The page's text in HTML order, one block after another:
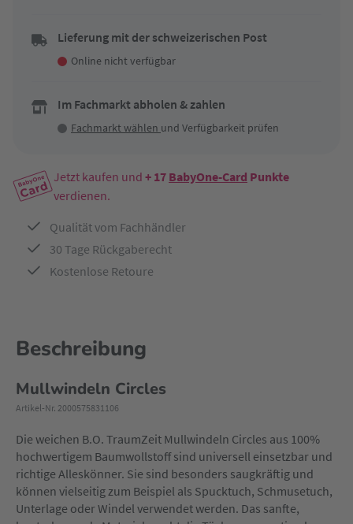
Lieferung mit der schweizerischen Post
Online nicht verfügbar
Im Fachmarkt abholen & zahlen
Fachmarkt wählen und Verfügbarkeit prüfen
Jetzt kaufen und + 17 BabyOne-Card Punkte
verdienen.
Qualität vom Fachhändler
30 Tage Rückgaberecht
Kostenlose Retoure
Beschreibung
Mullwindeln Circles
Artikel-Nr. 2000575831106
Die weichen B.O. TraumZeit Mullwindeln Circles aus 100%
hochwertigem Baumwollstoff sind universell einsetzbar und
richtige Alleskönner. Sie sind besonders saugkräftig und
können vielseitig zum Beispiel als Spucktuch, Schmusetuch,
Unterlage oder Windel verwendet werden. Das sanfte,